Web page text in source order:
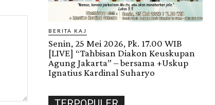
BERITA KAJ
Senin, 25 Mei 2026, Pk. 17.00 WIB
[LIVE] “Tahbisan Diakon Keuskupan
Agung Jakarta” – bersama +Uskup
Ignatius Kardinal Suharyo